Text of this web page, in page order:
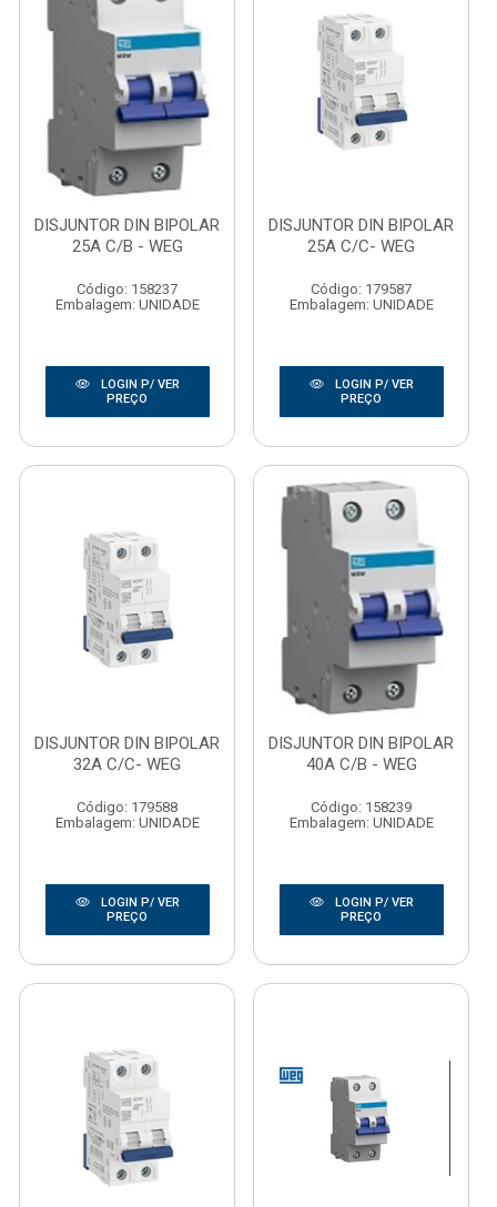
DISJUNTOR DIN BIPOLAR
25A C/B - WEG
Código: 158237
Embalagem: UNIDADE
LOGIN P/ VER
PREÇO
DISJUNTOR DIN BIPOLAR
25A C/C- WEG
Código: 179587
Embalagem: UNIDADE
LOGIN P/ VER
PREÇO
DISJUNTOR DIN BIPOLAR
32A C/C- WEG
Código: 179588
Embalagem: UNIDADE
LOGIN P/ VER
PREÇO
DISJUNTOR DIN BIPOLAR
40A C/B - WEG
Código: 158239
Embalagem: UNIDADE
LOGIN P/ VER
PREÇO